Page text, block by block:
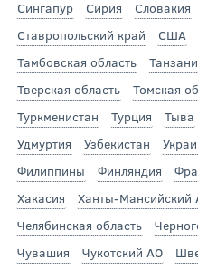
Сингапур
Сирия Словакия
Ставропольский край
США
Тамбовская область
Тверская область
Томская
Туркменистан
Турция Тыва
Удмуртия
Узбекистан
Филиппины
Финляндия
Хакасия
Ханты-
Челябинская область
Чувашия
Чукотский АО